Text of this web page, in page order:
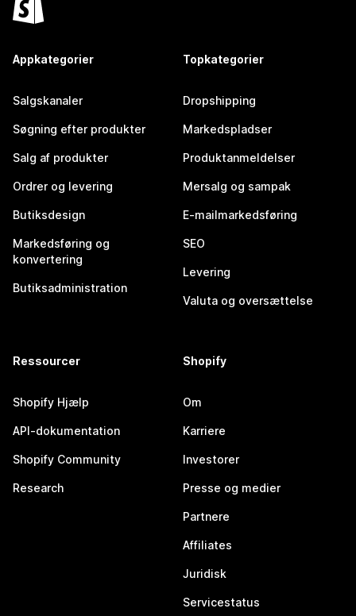
Appkategorier
Salgskanaler
Søgning efter produkter
Salg af produkter
Ordrer og levering
Butiksdesign
Markedsføring og
konvertering
Butiksadministration
Topkategorier
Dropshipping
Markedspladser
Produktanmeldelser
Mersalg og sampak
E-mailmarkedsføring
SEO
Levering
Valuta og oversættelse
Ressourcer
Shopify Hjælp
API-dokumentation
Shopify Community
Research
Shopify
Om
Karriere
Investorer
Presse og medier
Partnere
Affiliates
Juridisk
Servicestatus